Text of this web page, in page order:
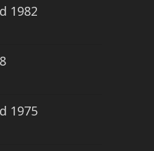
1982
1975